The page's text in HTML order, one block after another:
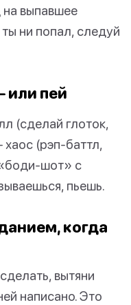
выпавшее
ни попал, следуй
или пей
(сделай глоток,
(рэп-баттл,
шот» с
пьешь.
когда
вытяни
написано. Это